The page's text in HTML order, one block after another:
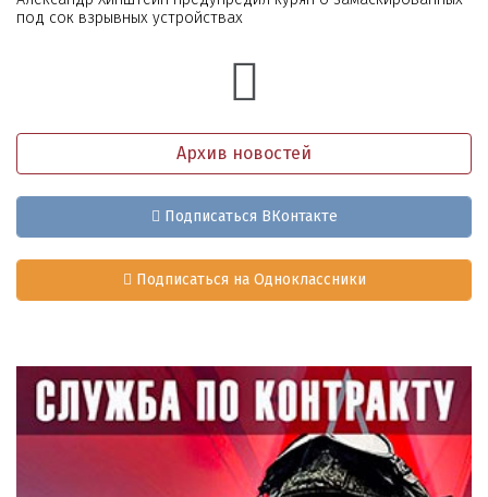
под сок взрывных устройствах
Архив новостей
Подписаться ВКонтакте
Подписаться на Одноклассники